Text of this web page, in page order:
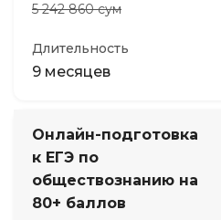
5 242 860 сум
Длительность
9 месяцев
Онлайн-подготовка
к ЕГЭ по
обществознанию на
80+ баллов